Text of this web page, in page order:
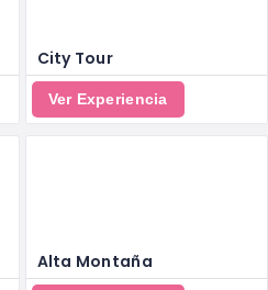
City Tour
Ver Experiencia
Alta Montaña